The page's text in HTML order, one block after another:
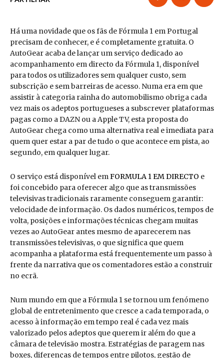
Há uma novidade que os fãs de Fórmula 1 em Portugal
precisam de conhecer, e é completamente gratuita. O
AutoGear acaba de lançar um serviço dedicado ao
acompanhamento em directo da Fórmula 1, disponível
para todos os utilizadores sem qualquer custo, sem
subscrição e sem barreiras de acesso. Numa era em que
assistir à categoria rainha do automobilismo obriga cada
vez mais os adeptos portugueses a subscrever plataformas
pagas como a DAZN ou a Apple TV, esta proposta do
AutoGear chega como uma alternativa real e imediata para
quem quer estar a par de tudo o que acontece em pista, ao
segundo, em qualquer lugar.
O serviço está disponível emFORMULA 1 EM DIRECTO e
foi concebido para oferecer algo que as transmissões
televisivas tradicionais raramente conseguem garantir:
velocidade de informação. Os dados numéricos, tempos de
volta, posições e informações técnicas chegam muitas
vezes ao AutoGear antes mesmo de aparecerem nas
transmissões televisivas, o que significa que quem
acompanha a plataforma está frequentemente um passo à
frente da narrativa que os comentadores estão a construir
no ecrã.
Num mundo em que a Fórmula 1 se tornou um fenómeno
global de entretenimento que cresce a cada temporada, o
acesso à informação em tempo real é cada vez mais
valorizado pelos adeptos que querem ir além do que a
câmara de televisão mostra. Estratégias de paragem nas
boxes, diferenças de tempos entre pilotos, gestão de